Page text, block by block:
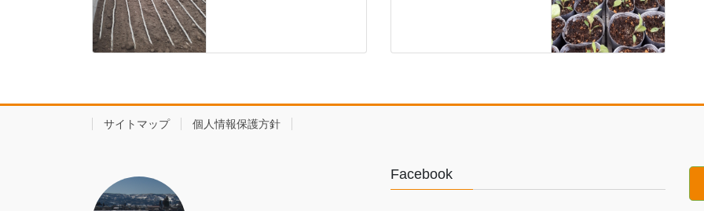
サイトマップ 個人情報保護方針
Facebook